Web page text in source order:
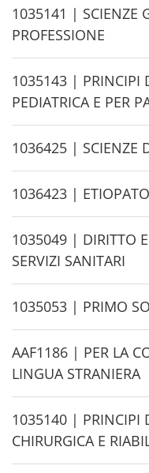
d
e
H
i
d
e
1035141 | SCIENZE
PROFESSIONE
H
i
d
e
1035143 | PRINCIPI
PEDIATRICA E PER
H
i
d
e
1036425 | SCIENZE
H
i
d
e
1036423 |
H
i
d
e
1035049 | DIRITTO
SERVIZI SANITARI
H
i
d
e
1035053 | PRIMO
H
i
d
e
AAF1186 | PER LA
LINGUA STRANIERA
H
i
d
1035140 | PRINCIPI
CHIRURGICA E